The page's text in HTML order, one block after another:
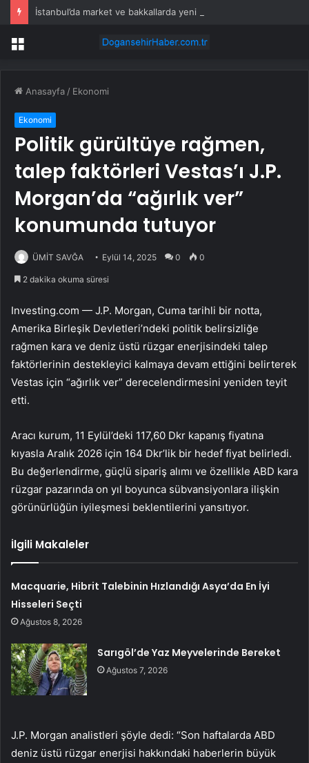
Menü
Anasayfa / Ekonomi
Ekonomi
Politik gürültüye rağmen,
talep faktörleri Vestas’ı J.P.
Morgan’da “ağırlık ver”
konumunda tutuyor
ÜMİT SAVĞA Eylül 14, 2025 0 0
2 dakika okuma süresi
Investing.com — J.P. Morgan, Cuma tarihli bir notta,
Amerika Birleşik Devletleri’ndeki politik belirsizliğe
rağmen kara ve deniz üstü rüzgar enerjisindeki talep
faktörlerinin destekleyici kalmaya devam ettiğini belirterek
Vestas için “ağırlık ver” derecelendirmesini yeniden teyit
etti.
Aracı kurum, 11 Eylül’deki 117,60 Dkr kapanış fiyatına
kıyasla Aralık 2026 için 164 Dkr’lik bir hedef fiyat belirledi.
Bu değerlendirme, güçlü sipariş alımı ve özellikle ABD kara
rüzgar pazarında on yıl boyunca sübvansiyonlara ilişkin
görünürlüğün iyileşmesi beklentilerini yansıtıyor.
İlgili Makaleler
Macquarie, Hibrit Talebinin Hızlandığı Asya’da En İyi
Hisseleri Seçti
Ağustos 8, 2026
Sarıgöl’de Yaz Meyvelerinde Bereket
Ağustos 7, 2026
J.P. Morgan analistleri şöyle dedi: “Son haftalarda ABD
deniz üstü rüzgar enerjisi hakkındaki haberlerin büyük